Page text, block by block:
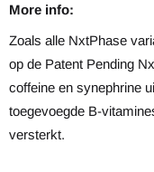
More info:
Zoals alle NxtPhase
op de Patent Pending
coffeine en synephrine
toegevoegde B-
versterkt.